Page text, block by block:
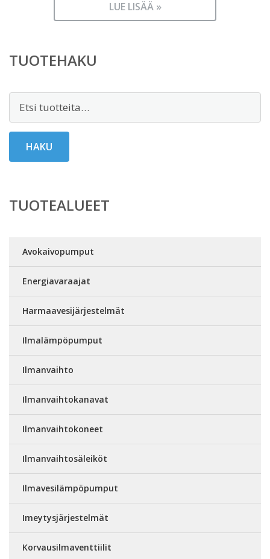
LUE LISÄÄ »
TUOTEHAKU
Etsi:
HAKU
TUOTEALUEET
Avokaivopumput
Energiavaraajat
Harmaavesijärjestelmät
Ilmalämpöpumput
Ilmanvaihto
Ilmanvaihtokanavat
Ilmanvaihtokoneet
Ilmanvaihtosäleiköt
Ilmavesilämpöpumput
Imeytysjärjestelmät
Korvausilmaventtiilit